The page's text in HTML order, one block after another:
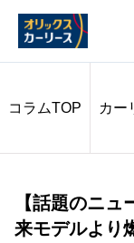
コラムTOP カー
【話題のニ
来モデルより